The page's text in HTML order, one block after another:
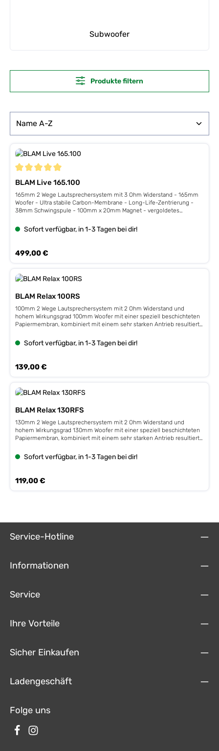
Subwoofer
Produkte filtern
Durchschnittliche Bewertung von 5 von 5 Sternen
BLAM Live 165.100
165mm 2 Wege Lautsprechersystem mit 3 Ohm Widerstand - 165mm
Woofer - Ultra stabile Carbon-Membrane - Long-Life-Zentrierung -
38mm Schwingspule - 100mm x 20mm Magnet - vergoldetes
Neodymmagnet - 2 Wege Weiche mit Lautstärkeanpassung
Technische Details: 250W Peak 125W RMS 3 Ohm Wirkungsgrad 94,5dB
Paarpreis
Sofort verfügbar, in 1-3 Tagen bei dir!
Regulärer Preis:
499,00 €
BLAM Relax 100RS
100mm 2 Wege Lautsprechersystem mit 2 Ohm Widerstand und
hohem Wirkungsgrad 100mm Woofer mit einer speziell beschichteten
Papiermembran, kombiniert mit einem sehr starken Antrieb resultiert
einer guten Belastbarkeit. Der Hochtöner wird von einem Neodym-
Magneten und einer 20mm Kupfer-Aluminium Schwingspule
Wirkungsgrad 90dB 1W 10cm 2-Wege Komponenten Lautsprecher 6dB
Frequenzweiche Paarpreis
Sofort verfügbar, in 1-3 Tagen bei dir!
Regulärer Preis:
139,00 €
BLAM Relax 130RFS
130mm 2 Wege Lautsprechersystem mit 2 Ohm Widerstand und
hohem Wirkungsgrad 130mm Woofer mit einer speziell beschichteten
Papiermembran, kombiniert mit einem sehr starken Antrieb resultiert
einer guten Belastbarkeit. Der Hochtöner wird von einem Neodym-
Magneten und einer 20mm Kupfer-Aluminium Schwingspule
Wirkungsgrad 91dB 1W 13cm 2-Wege Komponenten Lautsprecher 6dB
Frequenzweiche Paarpreis
Sofort verfügbar, in 1-3 Tagen bei dir!
Regulärer Preis:
119,00 €
Service-Hotline
Informationen
Service
Ihre Vorteile
Sicher Einkaufen
Ladengeschäft
Folge uns